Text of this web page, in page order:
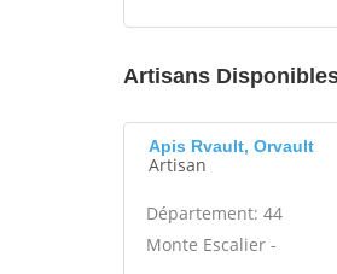
Artisans
Apis Rvault, Orvault
Artisan
Département: 44
Monte Escalier -